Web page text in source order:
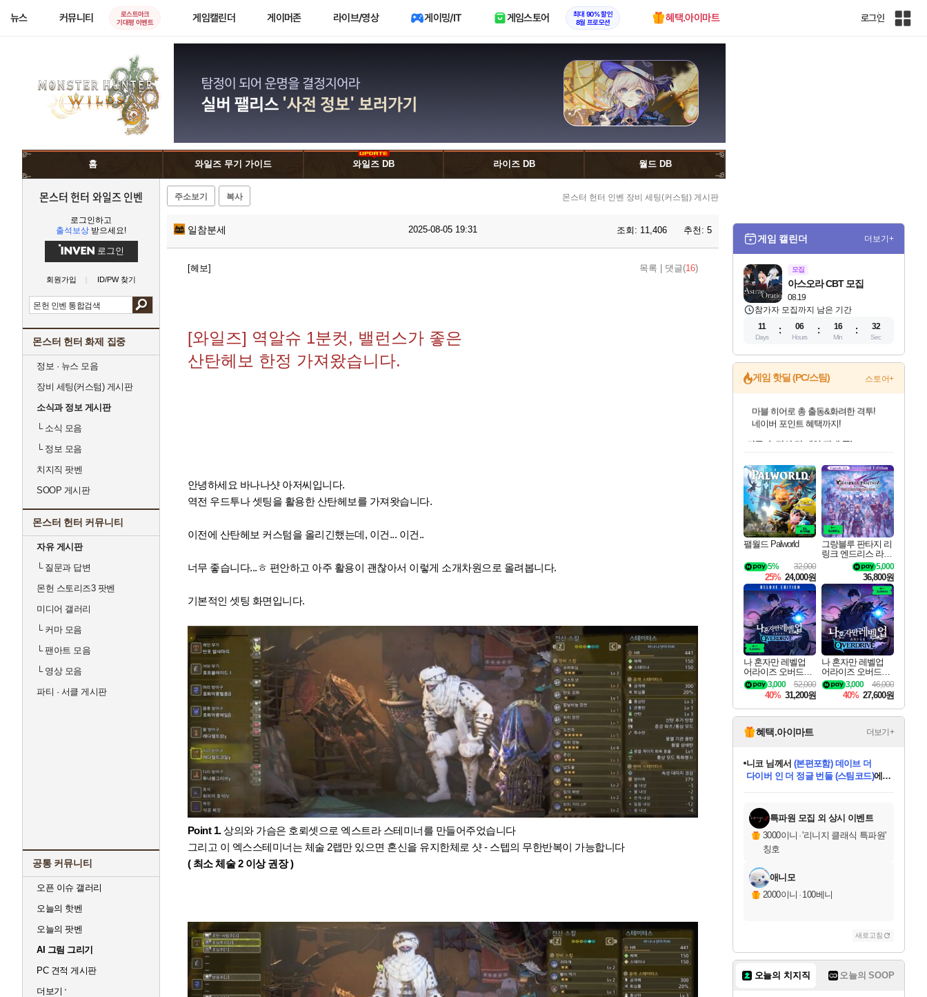
뉴스 커뮤니티
로스트아크
기대평 이벤트
게임캘린더 게이머존 라이브/영상 게이밍/IT 게임스토어
최대 90% 할인
8월 프로모션
혜택.아이마트 로그인
인
홈 와일즈 무기 가이드 와일즈 DB 라이즈 DB 월드 DB
몬스터 헌터 와일즈 인벤
로그인하고
출석보상 받으세요!
로그인
회원가입 ID/PW 찾기
몬스터 헌터 화제 집중
정보 · 뉴스 모음
장비 세팅(커스텀) 게시판
소식과 정보 게시판
└소식 모음
└정보 모음
치지직 팟벤
SOOP 게시판
몬스터 헌터 커뮤니티
자유 게시판
└질문과 답변
몬헌 스토리즈3 팟벤
미디어 갤러리
└커마 모음
└팬아트 모음
└영상 모음
파티 · 서클 게시판
공통 커뮤니티
오픈 이슈 갤러리
오늘의 핫벤
오늘의 팟벤
AI 그림 그리기
PC 견적 게시판
더보기
주소보기 복사 몬스터 헌터 인벤 장비 세팅(커스텀) 게시판
일참분세 2025-08-05 19:31 조회: 11,406 추천: 5
[헤보] 목록 댓글(16)
[와일즈] 역알슈 1분컷, 밸런스가 좋은
산탄헤보 한정 가져왔습니다.
안녕하세요 바나나샷 아저씨입니다.
역전 우드투나 셋팅을 활용한 산탄헤보를 가져왓습니다.
이전에 산탄헤보 커스텀을 올리긴했는데, 이건... 이건..
너무 좋습니다...ㅎ 편안하고 아주 활용이 괜찮아서 이렇게 소개차원으로 올려봅니다.
기본적인 셋팅 화면입니다.
Point 1.상의와 가슴은 호뢰셋으로 엑스트라 스테미너를 만들어주었습니다
그리고 이 엑스스테미너는 체술 2랩만 있으면 혼신을 유지한체로 샷 - 스텝의 무한반복이 가능합니다
( 최소 체술 2 이상 권장 )
게임 캘린더 더보기+
모집
08.19
아스오라 CBT 모집
참가자 모집까지 남은 기간
11
Days
06
Hours
16
Min
31
Sec
게임 핫딜 (PC/스팀) 스토어+
최대 90% 할인가를 만나보세요!
네이버혜택과 함께 만나보세요!
50%할인&추가 적립까지!
네이버 포인트 혜택까지!
귀무자: 검의 길 예약 판매 중!
10% 할인과
네이버 혜택가와 함께 예약하세요!
할인&네이버혜택으로 만나보세요!
네이버페이 혜택과 만나보세요!
40주년 프로모션으로 만나보세요!
할인가에 만나보세요!
일부 에디션 상시 할인!
혜택으로 예약 판매 중
편안하게 충전하세요
팰월드 Palworld
32,000
5%
25% 24,000원
그랑블루 판타지 리
링크 엔드리스 라그
나로크 업그레이드
킷 Granblue Fantasy
Relink Endless Ragn
arok Upgrade Kit DL
C
5,000
36,800원
나 혼자만 레벨업
어라이즈 오버드라
이브 디럭스 에디션
Solo Leveling Arise
Overdrive Deluxe Edi
tion
52,000
3,000
40% 31,200원
나 혼자만 레벨업
어라이즈 오버드라
이브 Solo Leveling A
rise
46,000
3,000
40% 27,600원
혜택.아이마트 더보기+
교환.
당첨되셨습니다.
당첨되셨습니다.
한건했습니다님께서마피아
데피니티브 에디션 (스팀코드)에
당첨되셨습니다.
당첨되셨습니다.
당첨되셨습니다.
당첨되셨습니다.
에디션 (스팀코드)를 교환.
당첨되셨습니다.
특파원 모집 외 상시 이벤트
3000이니 ·'리니지 클래식 특파원'
칭호
애니모
2000이니 · 100베니
새로고침
오늘의 치지직 오늘의 SOOP